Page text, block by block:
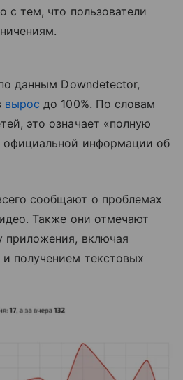
с тем, что пользователи
данным Downdetector,
вырос до 100%. По словам
это означает «полную
официальной информации об
сообщают о проблемах
Также они отмечают
приложения, включая
получением текстовых